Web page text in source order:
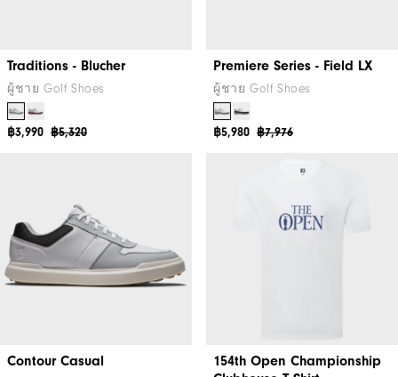
Traditions - Blucher
ผู้ชาย Golf Shoes
฿5,320
฿3,990
Premiere Series - Field LX
ผู้ชาย Golf Shoes
฿7,976
฿5,980
Contour Casual
154th Open Championship